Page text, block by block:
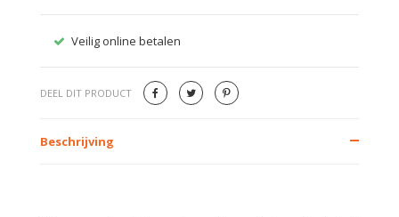
Veilig online betalen
DEEL DIT PRODUCT
Beschrijving